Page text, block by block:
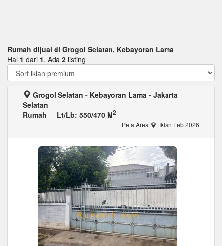
Rumah dijual di Grogol Selatan, Kebayoran Lama
Hal 1 dari 1, Ada 2 listing
Grogol Selatan - Kebayoran Lama - Jakarta
Selatan
Rumah - Lt/Lb: 550/470 M2
Peta Area Iklan Feb 2026